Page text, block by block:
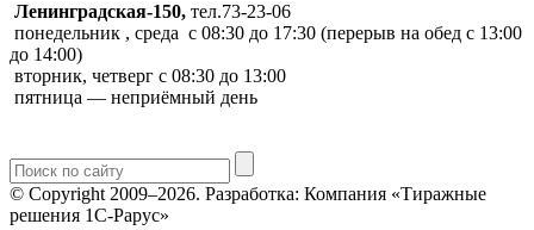
Ленинградская-150, тел.73-23-06
понедельник , среда с 08:30 до 17:30 (перерыв на обед с 13:00
до 14:00)
вторник, четверг с 08:30 до 13:00
пятница — неприёмный день
© Copyright 2009–2026. Разработка: Компания «Тиражные
решения 1С-Рарус»